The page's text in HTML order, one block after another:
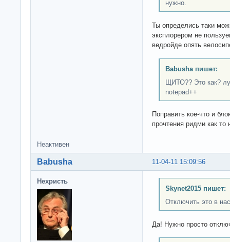
нужно.
Ты определись таки
эксплорером не
ведройде опять
Babusha пишет:
ЩИТО?? Это как?
notepad++
Поправить кое-что и
прочтения ридми как то
Неактивен
11-04-11 15:09:56
Babusha
Нехристь
Skynet2015 пишет:
Отключить это в
Да! Нужно просто